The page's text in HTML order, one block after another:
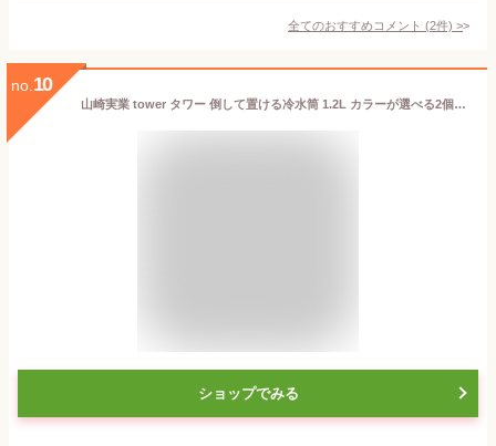
全てのおすすめコメント (2件) >
no. 10
山崎実業 tower タワー 倒して置ける冷水筒 1.2L カラーが選べる2個セット ｜ 5724/5725 麦茶ポット 食洗機対応 横置き 横置き 四角 お茶ポット シンプル モダン
ショップでみる